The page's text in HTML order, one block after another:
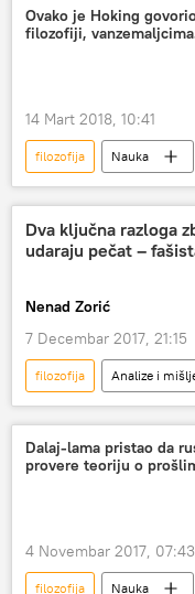
Alber Kami
Ovako je Hoking
filozofiji,
14 Mart 2018, 10:41
filozofija Nauka
Stiven Hoking
Dva ključna razloga
udaraju pečat –
Nenad Zorić
7 Decembar 2017, 21:15
filozofija
Analize i
Komentari i Analitika
nacizam
palanka
Dalaj-lama pristao da
provere teoriju o
4 Novembar 2017, 07:43
filozofija Nauka